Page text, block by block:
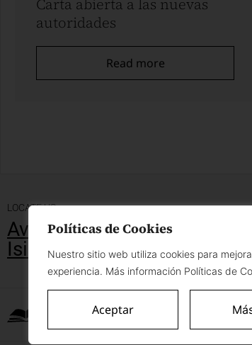
Políticas de Cookies
Nuestro sitio web utiliza cookies para
experiencia. Más información Políticas de
Aceptar
Carta abierta a las nuevas
autoridades
Read more
LOCATE US
Av. Camino Real 1053 Piso
Isidro
Complaints